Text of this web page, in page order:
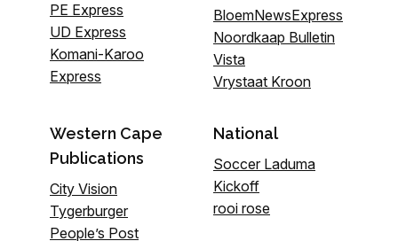
PE Express
UD Express
Komani-Karoo
Express
BloemNewsExpress
Noordkaap Bulletin
Vista
Vrystaat Kroon
Western Cape
Publications
City Vision
Tygerburger
People’s Post
National
Soccer Laduma
Kickoff
rooi rose